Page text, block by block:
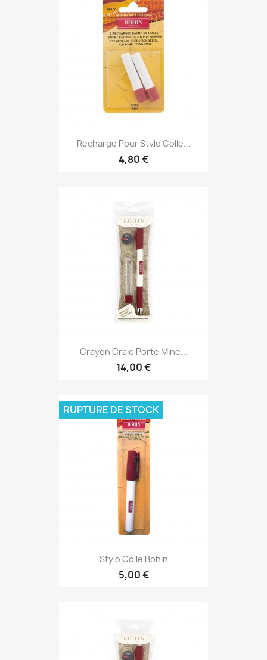
Recharge Pour Stylo Colle...
4,80 €
Crayon Craie Porte Mine...
14,00 €
Stylo Colle Bohin
5,00 €
RUPTURE DE STOCK